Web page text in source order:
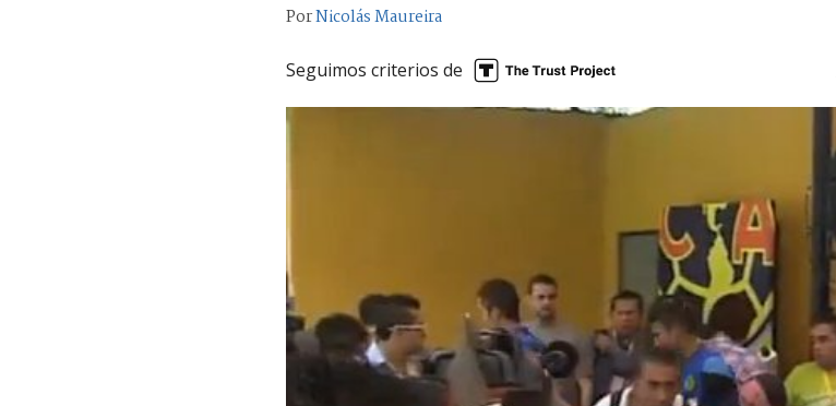
PorNicolás Maureira
Seguimos criterios de